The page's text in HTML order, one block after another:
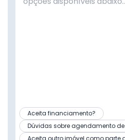
Aceita financiamento?
Dúvidas sobre agendamento
Aceita outro imóvel como parte